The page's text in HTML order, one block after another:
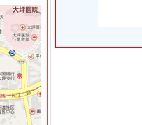
高 （工商注册）
九50万 （进出口权）
100万 （进出口权）
中10万 （工商注册）
限公司渝中分公司 （工商注册）
代广场分公司 渝中 （工商注册）
公司 渝中 （工商注册）
中650万 （注册）
措施作好洪崖洞片区工商登记服务
升协会凝聚力
三点化风廉正建设
措施创建节约型机关
窗口获区行政大厅综合考核第一名
小品《除夕之》在全市纪检监察春节